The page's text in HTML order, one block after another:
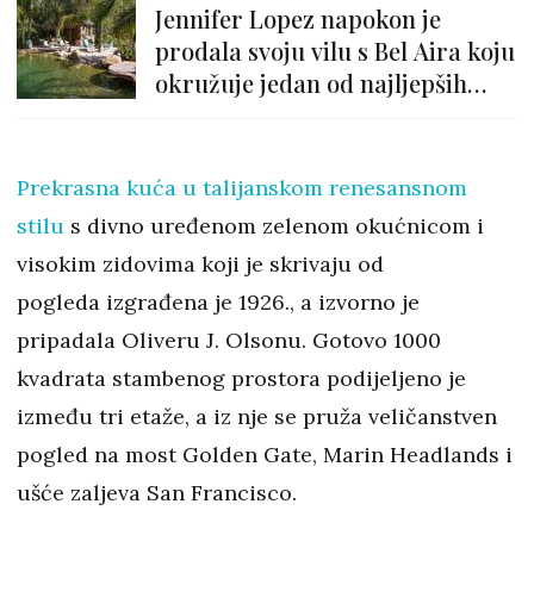
Jennifer Lopez napokon je
prodala svoju vilu s Bel Aira koju
okružuje jedan od najljepših
Prekrasna kuća u talijanskom renesansnom
stilu s divno uređenom zelenom okućnicom i
visokim zidovima koji je skrivaju od
pogleda izgrađena je 1926., a izvorno je
pripadala Oliveru J. Olsonu. Gotovo 1000
kvadrata stambenog prostora podijeljeno je
između tri etaže, a iz nje se pruža veličanstven
pogled na most Golden Gate, Marin Headlands i
ušće zaljeva San Francisco.